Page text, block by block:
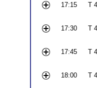
17:15
T
17:30
T
17:45
T
18:00
T